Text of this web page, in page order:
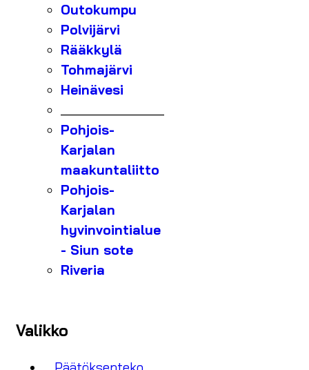
Outokumpu
Polvijärvi
Rääkkylä
Tohmajärvi
Heinävesi
Pohjois-
Karjalan
maakuntaliitto
Pohjois-
Karjalan
hyvinvointialue
- Siun sote
Riveria
Valikko